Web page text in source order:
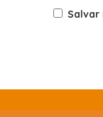
Salvar